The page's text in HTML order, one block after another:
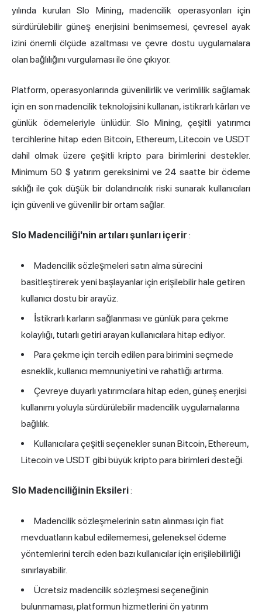
yılında kurulan Slo Mining, madencilik operasyonları için
sürdürülebilir güneş enerjisini benimsemesi, çevresel ayak
izini önemli ölçüde azaltması ve çevre dostu uygulamalara
olan bağlılığını vurgulaması ile öne çıkıyor.
Platform, operasyonlarında güvenilirlik ve verimlilik sağlamak
için en son madencilik teknolojisini kullanan, istikrarlı kârları ve
günlük ödemeleriyle ünlüdür. Slo Mining, çeşitli yatırımcı
tercihlerine hitap eden Bitcoin, Ethereum, Litecoin ve USDT
dahil olmak üzere çeşitli kripto para birimlerini destekler.
Minimum 50 $ yatırım gereksinimi ve 24 saatte bir ödeme
sıklığı ile çok düşük bir dolandırıcılık riski sunarak kullanıcıları
için güvenli ve güvenilir bir ortam sağlar.
Slo Madenciliği'nin artıları şunları içerir :
Madencilik sözleşmeleri satın alma sürecini
basitleştirerek yeni başlayanlar için erişilebilir hale getiren
kullanıcı dostu bir arayüz.
İstikrarlı karların sağlanması ve günlük para çekme
kolaylığı, tutarlı getiri arayan kullanıcılara hitap ediyor.
Para çekme için tercih edilen para birimini seçmede
esneklik, kullanıcı memnuniyetini ve rahatlığı artırma.
Çevreye duyarlı yatırımcılara hitap eden, güneş enerjisi
kullanımı yoluyla sürdürülebilir madencilik uygulamalarına
bağlılık.
Kullanıcılara çeşitli seçenekler sunan Bitcoin, Ethereum,
Litecoin ve USDT gibi büyük kripto para birimleri desteği.
Slo Madenciliğinin Eksileri:
Madencilik sözleşmelerinin satın alınması için fiat
mevduatların kabul edilememesi, geleneksel ödeme
yöntemlerini tercih eden bazı kullanıcılar için erişilebilirliği
sınırlayabilir.
Ücretsiz madencilik sözleşmesi seçeneğinin
bulunmaması, platformun hizmetlerini ön yatırım